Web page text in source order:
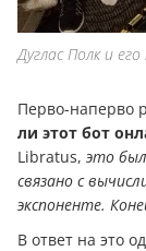
Дуглас Полк и
Перво-наперво
ли этот бот
Libratus, это
связано с
экспоненте.
В ответ на это